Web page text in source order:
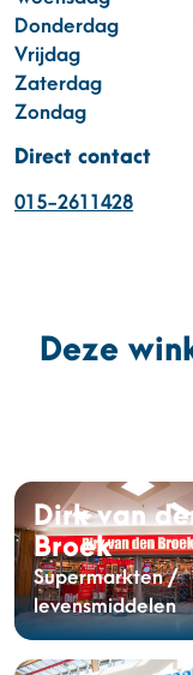
Donderdag
Vrijdag
Zaterdag
Zondag
Direct contact
015-2611428
Deze
Dirk van
Broek
Supermarkten /
levensmiddelen